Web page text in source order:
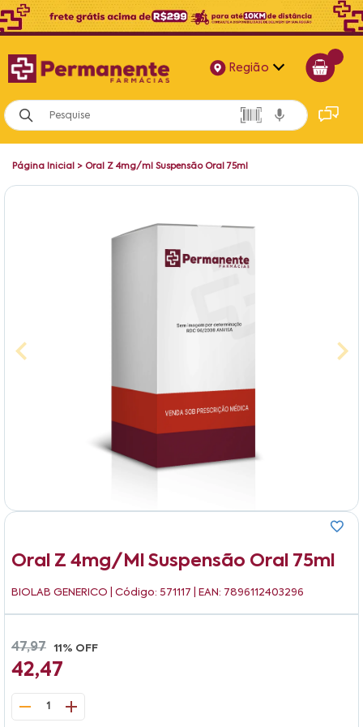
Região
Alagoas
Bahia
Página Inicial > Oral Z 4mg/ml Suspensão Oral 75ml
Oral Z 4mg/ml Suspensão Oral 75ml
BIOLAB GENERICO | Código: 571117 | EAN: 7896112403296
47,97 11% OFF
42,47
1